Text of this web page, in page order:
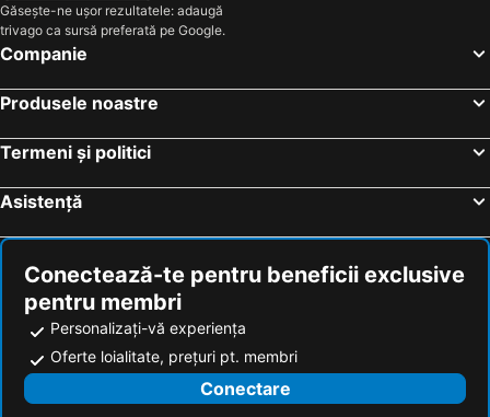
Hoteluri Spania
Hoteluri Mallorca
Găsește-ne ușor rezultatele: adaugă
trivago ca sursă preferată pe Google.
Companie
Produsele noastre
Termeni și politici
Asistență
Conectează-te pentru beneficii exclusive
pentru membri
Personalizați-vă experiența
Oferte loialitate, prețuri pt. membri
Conectare